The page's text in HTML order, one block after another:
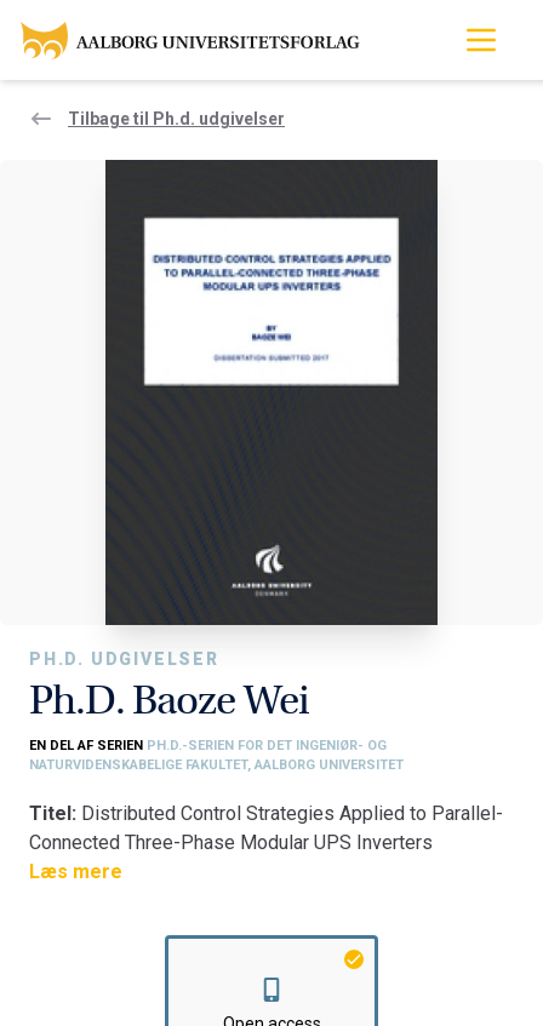
Tilbage til Ph.d. udgivelser
PH.D. UDGIVELSER
Ph.D. Baoze Wei
EN DEL AF SERIEN PH.D.-SERIEN FOR DET INGENIØR- OG
NATURVIDENSKABELIGE FAKULTET, AALBORG UNIVERSITET
Titel: Distributed Control Strategies Applied to Parallel-
Connected Three-Phase Modular UPS Inverters
Fakultet:Det Ingeniør- og Naturvidenskabelige Fakultet
Læs mere